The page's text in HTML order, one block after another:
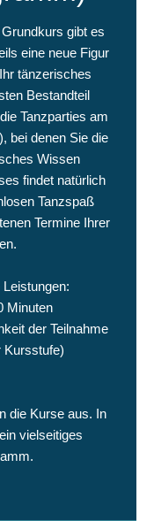
gibt es
eine neue Figur
tänzerisches
Bestandteil
Tanzparties am
bei denen Sie die
Wissen
findet natürlich
Tanzspaß
Termine Ihrer
Minuten
der Teilnahme
Kursstufe)
die Kurse aus. In
vielseitiges